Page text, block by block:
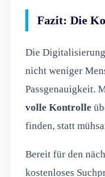
Fazit: Die
Die
nicht weniger
Passgenauigkeit.
volle Kontrolle
finden, statt
Bereit für den
kostenloses